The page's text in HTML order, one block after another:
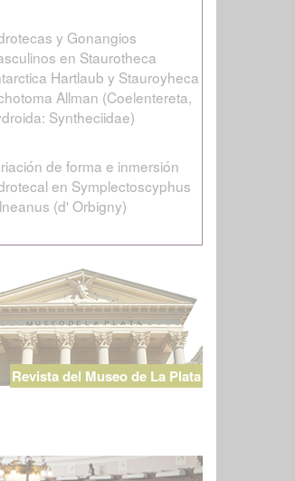
y Gonangios
en Staurotheca
Hartlaub y Stauroyheca
Allman (Coelentereta,
Syntheciidae)
de forma e inmersión
en Symplectoscyphus
(d' Orbigny)
Revista del Museo de La Plata